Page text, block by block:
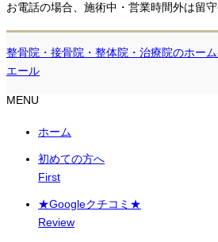
お電話の場合、施術中・営業時間外は留
整骨院・接骨院・整体院・治療院のホー
エール
MENU
ホーム
初めての方へ
First
★Googleクチコミ★
Review